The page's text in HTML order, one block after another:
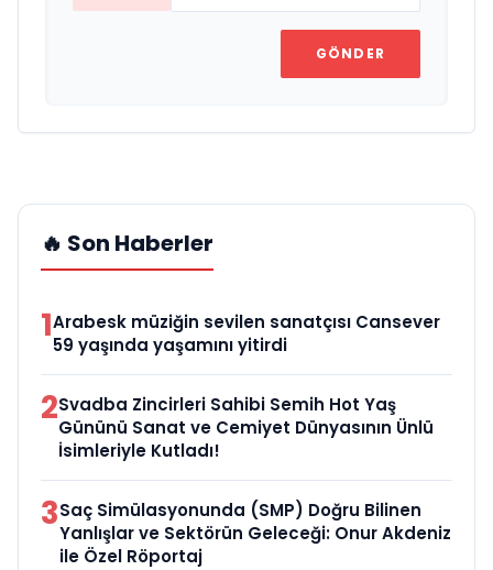
GÖNDER
🔥 Son Haberler
1Arabesk müziğin sevilen sanatçısı Cansever
59 yaşında yaşamını yitirdi
2Svadba Zincirleri Sahibi Semih Hot Yaş
Gününü Sanat ve Cemiyet Dünyasının Ünlü
İsimleriyle Kutladı!
3Saç Simülasyonunda (SMP) Doğru Bilinen
Yanlışlar ve Sektörün Geleceği: Onur Akdeniz
ile Özel Röportaj